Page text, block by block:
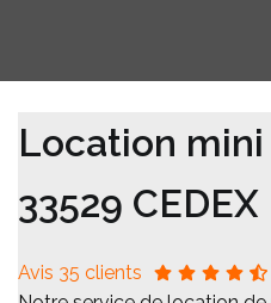
Location
33529 CEDEX
Avis 35 clients